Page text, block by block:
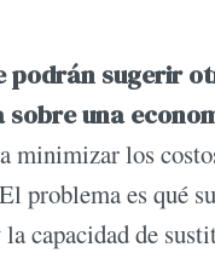
podrán sugerir
una
minimizar los
problema es qué
capacidad de